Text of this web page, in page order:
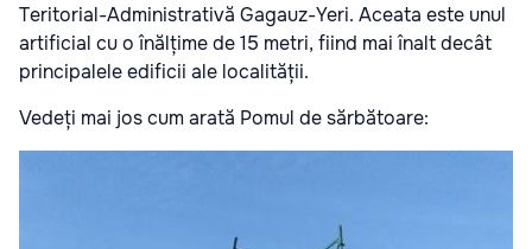
Teritorial-Administrativă Gagauz-Yeri. Aceata este unul
artificial cu o înălțime de 15 metri, fiind mai înalt decât
principalele edificii ale localității.
Vedeți mai jos cum arată Pomul de sărbătoare: